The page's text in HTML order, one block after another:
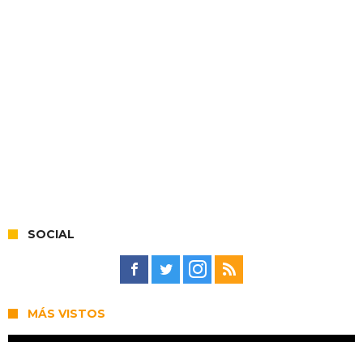
SOCIAL
MÁS VISTOS